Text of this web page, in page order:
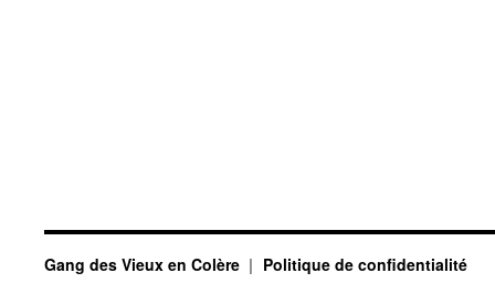
Gang des Vieux en Colère Politique de confidentialité